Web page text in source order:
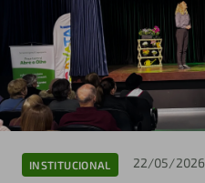
INSTITUCIONAL 22/05/2026